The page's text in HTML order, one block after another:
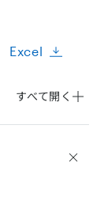
Excel
すべて開く